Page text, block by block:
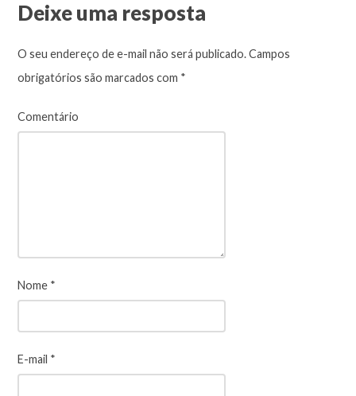
Deixe uma resposta
O seu endereço de e-mail não será publicado.Campos
obrigatórios são marcados com *
Comentário
Nome *
E-mail *